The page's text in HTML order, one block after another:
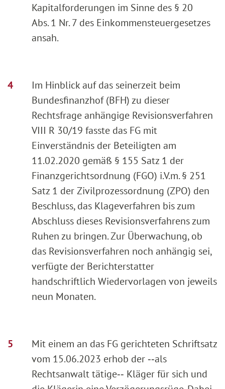
Kapitalforderungen im Sinne des § 20
Abs. 1 Nr. 7 des Einkommensteuergesetzes
ansah.
Im Hinblick auf das seinerzeit beim
Bundesfinanzhof (BFH) zu dieser
Rechtsfrage anhängige Revisionsverfahren
VIII R 30/19 fasste das FG mit
Einverständnis der Beteiligten am
11.02.2020 gemäß § 155 Satz 1 der
Finanzgerichtsordnung (FGO) i.V.m. § 251
Satz 1 der Zivilprozessordnung (ZPO) den
Beschluss, das Klageverfahren bis zum
Abschluss dieses Revisionsverfahrens zum
Ruhen zu bringen. Zur Überwachung, ob
das Revisionsverfahren noch anhängig sei,
verfügte der Berichterstatter
handschriftlich Wiedervorlagen von jeweils
neun Monaten.
Mit einem an das FG gerichteten Schriftsatz
vom 15.06.2023 erhob der ‑‑als
Rechtsanwalt tätige‑‑ Kläger für sich und